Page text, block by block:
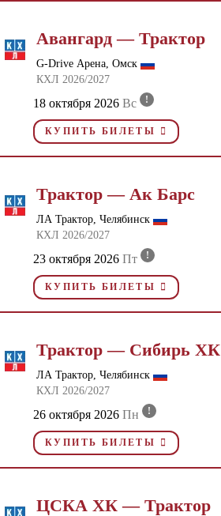
Авангард — Трактор
G-Drive Арена, Омск
КХЛ 2026/2027
18 октября 2026 Вс !
КУПИТЬ БИЛЕТЫ
Трактор — Ак Барс
ЛА Трактор, Челябинск
КХЛ 2026/2027
23 октября 2026 Пт !
КУПИТЬ БИЛЕТЫ
Трактор — Сибирь ХК
ЛА Трактор, Челябинск
КХЛ 2026/2027
26 октября 2026 Пн !
КУПИТЬ БИЛЕТЫ
ЦСКА ХК — Трактор